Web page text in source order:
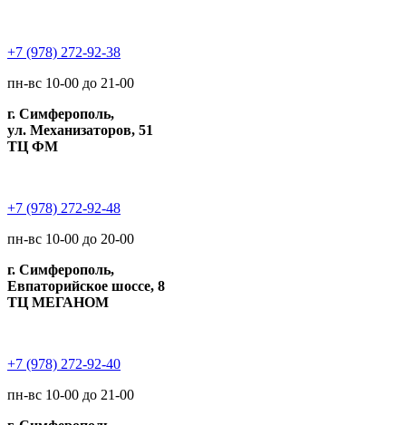
+7 (978) 272-92-38
пн-вс 10-00 до 21-00
г. Симферополь,
ул. Механизаторов, 51
ТЦ ФМ
+7 (978) 272-92-48
пн-вс 10-00 до 20-00
г. Симферополь,
Евпаторийское шоссе, 8
ТЦ МЕГАНОМ
+7 (978) 272-92-40
пн-вс 10-00 до 21-00